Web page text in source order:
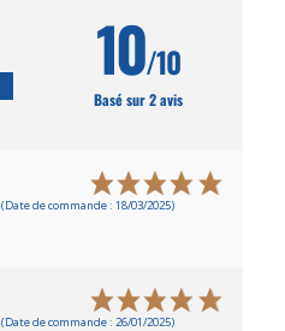
10/10
Basé sur 2 avis
(Date de commande : 18/03/2025)
(Date de commande : 26/01/2025)